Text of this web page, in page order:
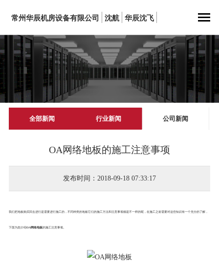
常州华辰机房设备有限公司 沈航 华辰沈飞
全部新闻 行业新闻 公司新闻
OA网络地板的施工注意事项
发布时间：2018-09-18 07:33:17
我们把地板购买回去进行是需要进行施工的，不同种类的地板它们的施工方法和注意事项都是不一样的呢，在施工之前需要对这些知识有一个充分的了解，
下面为您介绍OA网络地板的施工注意事项。